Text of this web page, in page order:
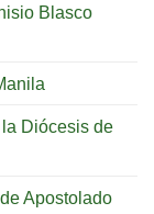
Blasco
Diócesis de
Apostolado